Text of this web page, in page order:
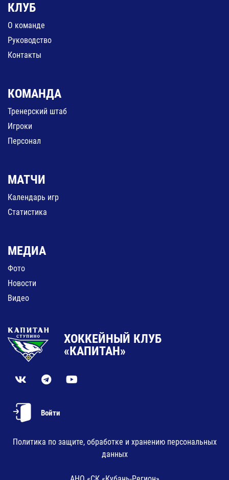
КЛУБ
О команде
Руководство
Контакты
КОМАНДА
Тренерский штаб
Игроки
Персонал
МАТЧИ
Календарь игр
Статистика
МЕДИА
Фото
Новости
Видео
ХОККЕЙНЫЙ КЛУБ
«КАПИТАН»
Войти
Политика по защите, обработке и хранению персональных
данных